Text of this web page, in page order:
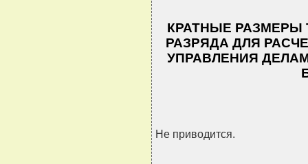
КРАТНЫЕ РАЗМЕРЫ
РАЗРЯДА ДЛЯ
УПРАВЛЕНИЯ
Не приводится.